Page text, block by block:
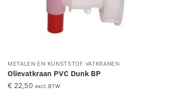
METALEN EN KUNSTSTOF VATKRANEN
Olievatkraan PVC Dunk BP
€22,50 excl. BTW